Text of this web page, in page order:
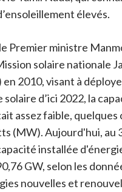
élevés.
Premier ministre
solaire nationale
en 2010, visant à
solaire d’ici 2022, la
assez faible, quelques
(MW). Aujourd'hui, au
installée
GW, selon les
nouvelles et